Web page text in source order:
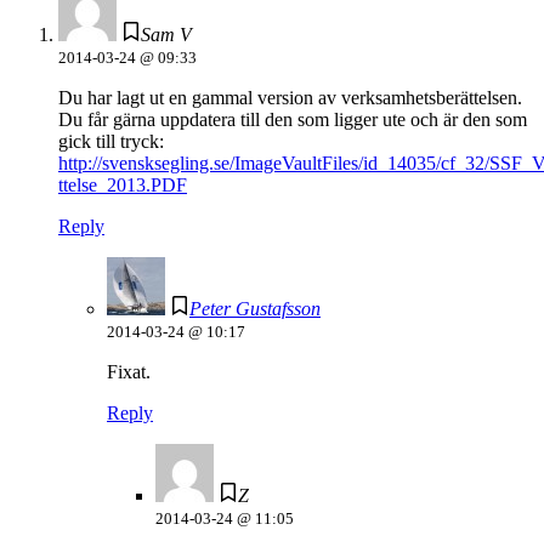
Sam V
2014-03-24 @ 09:33
Du har lagt ut en gammal version av verksamhetsberättelsen.
Du får gärna uppdatera till den som ligger ute och är den som
gick till tryck:
http://svensksegling.se/ImageVaultFiles/id_14035/cf_32/
ttelse_2013.PDF
Reply
Peter Gustafsson
2014-03-24 @ 10:17
Fixat.
Reply
Z
2014-03-24 @ 11:05